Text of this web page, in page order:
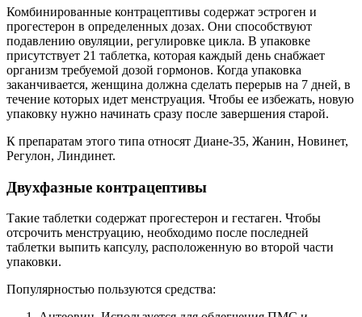
Комбинированные контрацептивы содержат эстроген и
прогестерон в определенных дозах. Они способствуют
подавлению овуляции, регулировке цикла. В упаковке
присутствует 21 таблетка, которая каждый день снабжает
организм требуемой дозой гормонов. Когда упаковка
заканчивается, женщина должна сделать перерыв на 7 дней, в
течение которых идет менструация. Чтобы ее избежать, новую
упаковку нужно начинать сразу после завершения старой.
К препаратам этого типа относят Диане-35, Жанин, Новинет,
Регулон, Линдинет.
Двухфазные контрацептивы
Такие таблетки содержат прогестерон и гестаген. Чтобы
отсрочить менструацию, необходимо после последней
таблетки выпить капсулу, расположенную во второй части
упаковки.
Популярностью пользуются средства: